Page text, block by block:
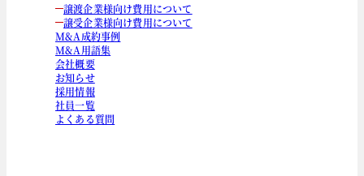
譲渡企業様向け費用について
譲受企業様向け費用について
M&A成約事例
M&A用語集
会社概要
お知らせ
採用情報
社員一覧
よくある質問